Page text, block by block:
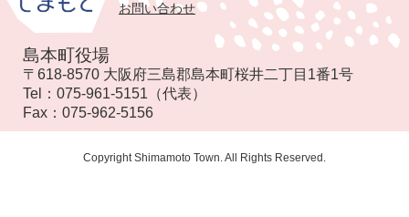
お問い合わせ
島本町役場
〒618-8570 大阪府三島郡島本町桜井二丁目1番1号
Tel： 075-961-5151 （代表）
Fax： 075-962-5156
Copyright Shimamoto Town. All Rights Reserved.